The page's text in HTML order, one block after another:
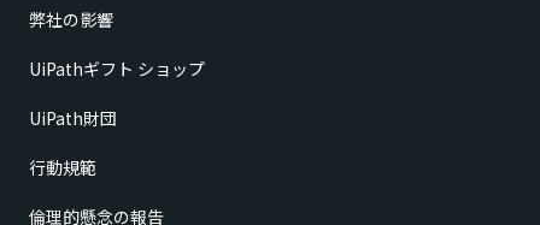
弊社の影響
UiPathギフト ショップ
UiPath財団
行動規範
倫理的懸念の報告